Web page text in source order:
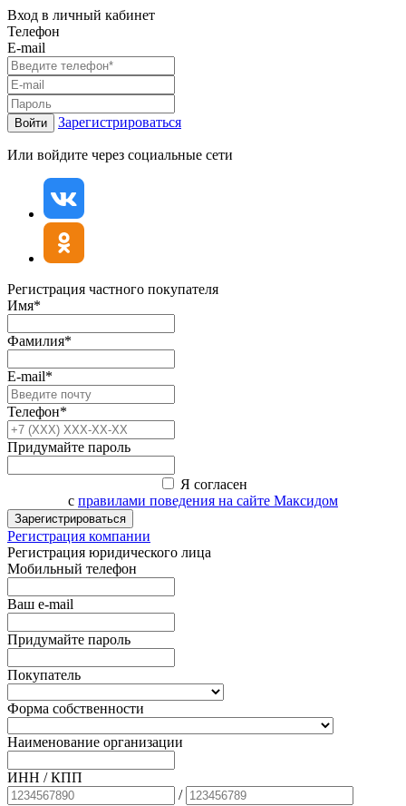
Вход в личный кабинет
Телефон
E-mail
Войти Зарегистрироваться
Или войдите через социальные сети
Регистрация частного покупателя
Имя*
Фамилия*
E-mail*
Телефон*
Придумайте пароль
Я согласен
с правилами поведения на сайте Максидом
Зарегистрироваться
Регистрация компании
Регистрация юридического лица
Мобильный телефон
Ваш e-mail
Придумайте пароль
Покупатель
Форма собственности
Наименование организации
ИНН / КПП
/